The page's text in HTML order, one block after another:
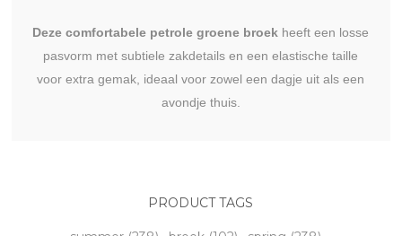
Deze comfortabele petrole groene broek heeft een losse
pasvorm met subtiele zakdetails en een elastische taille
voor extra gemak, ideaal voor zowel een dagje uit als een
avondje thuis.
PRODUCT TAGS